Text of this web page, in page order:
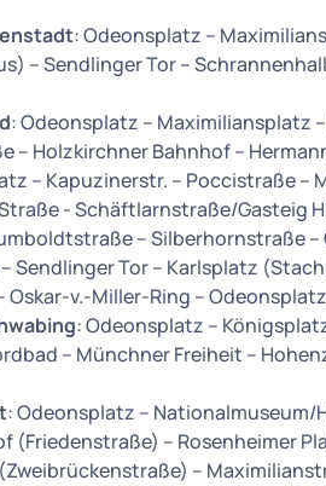
: Odeonsplatz –
– Sendlinger Tor –
: Odeonsplatz – Maximiliansplatz
– Holzkirchner Bahnhof –
– Kapuzinerstr. – Poccistraße –
- Schäftlarnstraße/Gasteig
– Silberhornstraße
Sendlinger Tor – Karlsplatz
Oskar-v.-Miller-Ring – Odeonsplatz
: Odeonsplatz –
– Münchner Freiheit –
: Odeonsplatz – Nationalmuseum/
(Friedenstraße) – Rosenheimer
–